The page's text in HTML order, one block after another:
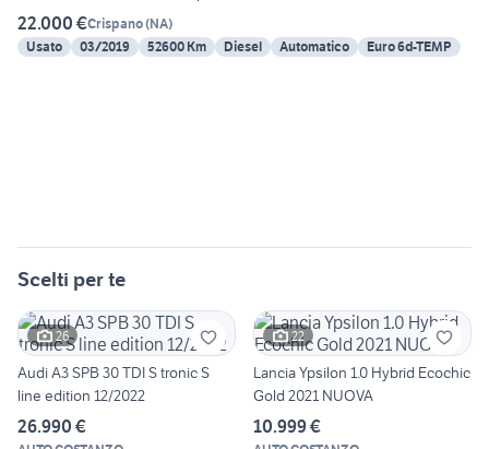
22.000 €Crispano(NA)
Usato
03/2019 52600 Km Diesel Automatico Euro 6d-TEMP
Scelti per te
26
Audi A3 SPB 30 TDI S tronic S
line edition 12/2022
26.990 €
22
Lancia Ypsilon 1.0 Hybrid Ecochic
Gold 2021 NUOVA
10.999 €